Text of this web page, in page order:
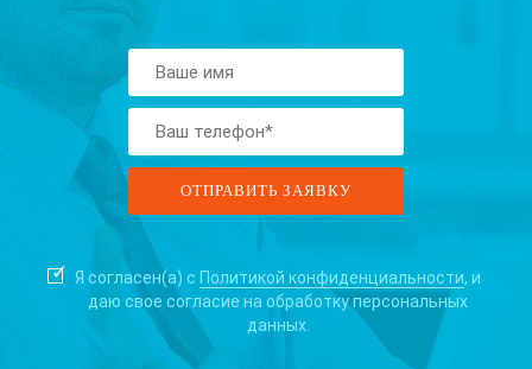
Я согласен(а) с Политикой конфиденциальности, и
даю свое согласие на обработку персональных
данных.